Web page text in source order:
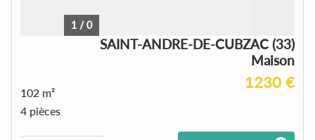
1 /0
SAINT-ANDRE-DE-CUBZAC (33)
Maison
1230 €
102 m²
4 pièces